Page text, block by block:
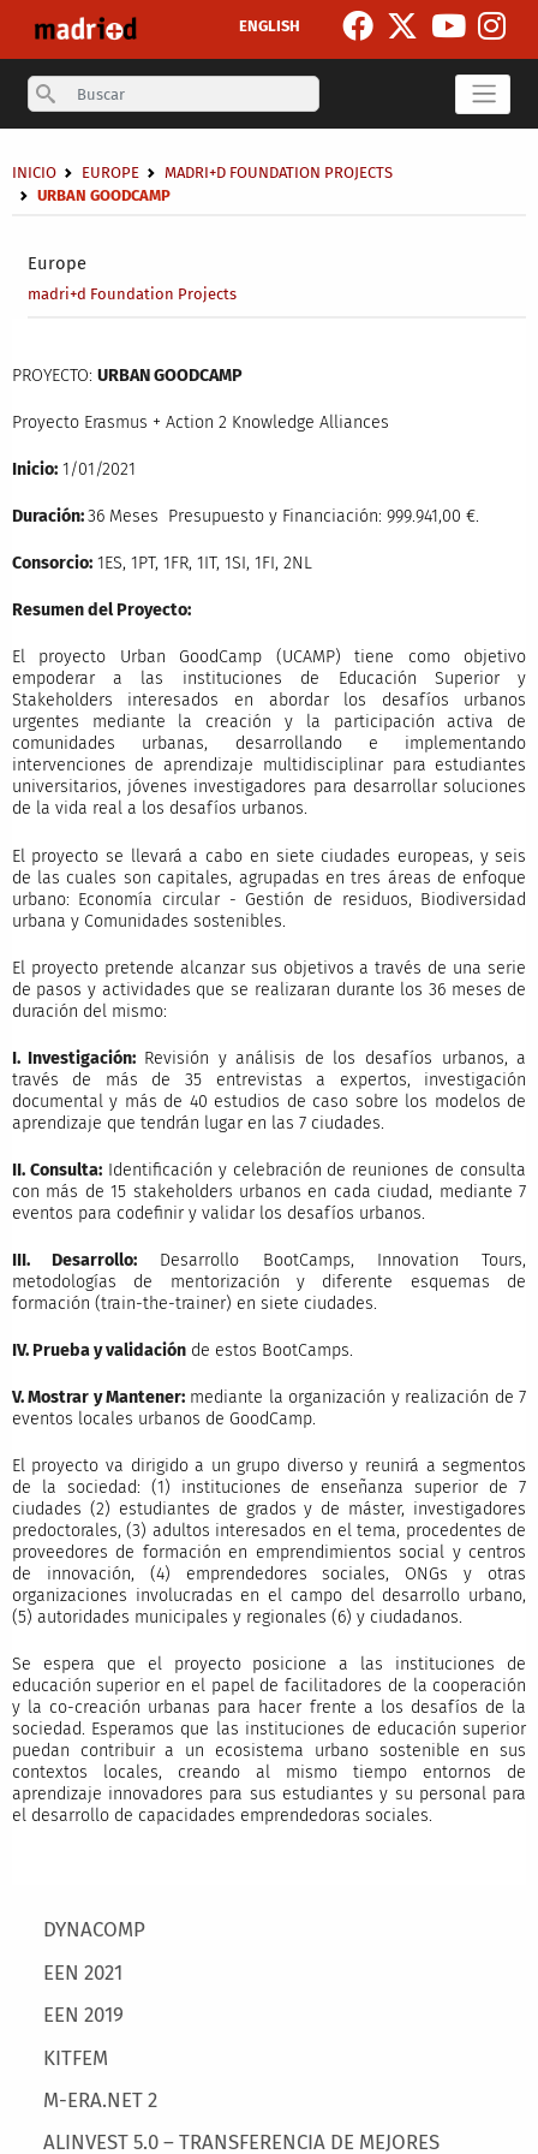
ENGLISH
Search
Europe
madri+d Foundation Projects
Breadcrumb
INICIO EUROPE
MADRI+D FOUNDATION PROJECTS
URBAN GOODCAMP
Main menu
DYNACOMP
EEN 2021
EEN 2019
KITFEM
M-ERA.NET 2
ALINVEST 5.0 – TRANSFERENCIA DE MEJORES
PROYECTO: URBAN GOODCAMP
Proyecto Erasmus + Action 2 Knowledge Alliances
Inicio:1/01/2021
Duración:36 Meses Presupuesto y Financiación: 999.941,00 €.
Consorcio:1ES, 1PT, 1FR, 1IT, 1SI, 1FI, 2NL
Resumen del Proyecto:
El proyecto Urban GoodCamp (UCAMP) tiene como objetivo
empoderar a las instituciones de Educación Superior y
Stakeholders interesados en abordar los desafíos urbanos
urgentes mediante la creación y la participación activa de
comunidades urbanas, desarrollando e implementando
intervenciones de aprendizaje multidisciplinar para estudiantes
universitarios, jóvenes investigadores para desarrollar soluciones
de la vida real a los desafíos urbanos.
El proyecto se llevará a cabo en siete ciudades europeas, y seis
de las cuales son capitales, agrupadas en tres áreas de enfoque
urbano: Economía circular - Gestión de residuos, Biodiversidad
urbana y Comunidades sostenibles.
El proyecto pretende alcanzar sus objetivos a través de una serie
de pasos y actividades que se realizaran durante los 36 meses de
duración del mismo:
I. Investigación: Revisión y análisis de los desafíos urbanos, a
través de más de 35 entrevistas a expertos, investigación
documental y más de 40 estudios de caso sobre los modelos de
aprendizaje que tendrán lugar en las 7 ciudades.
II. Consulta:Identificación y celebración de reuniones de consulta
con más de 15 stakeholders urbanos en cada ciudad, mediante 7
eventos para codefinir y validar los desafíos urbanos.
III. Desarrollo: Desarrollo BootCamps, Innovation Tours,
metodologías de mentorización y diferente esquemas de
formación (train-the-trainer) en siete ciudades.
IV. Prueba y validaciónde estos BootCamps.
V. Mostrar y Mantener: mediante la organización y realización de 7
eventos locales urbanos de GoodCamp.
El proyecto va dirigido a un grupo diverso y reunirá a segmentos
de la sociedad: (1) instituciones de enseñanza superior de 7
ciudades (2) estudiantes de grados y de máster, investigadores
predoctorales, (3) adultos interesados en el tema, procedentes de
proveedores de formación en emprendimientos social y centros
de innovación, (4) emprendedores sociales, ONGs y otras
organizaciones involucradas en el campo del desarrollo urbano,
(5) autoridades municipales y regionales (6) y ciudadanos.
Se espera que el proyecto posicione a las instituciones de
educación superior en el papel de facilitadores de la cooperación
y la co-creación urbanas para hacer frente a los desafíos de la
sociedad. Esperamos que las instituciones de educación superior
puedan contribuir a un ecosistema urbano sostenible en sus
contextos locales, creando al mismo tiempo entornos de
aprendizaje innovadores para sus estudiantes y su personal para
el desarrollo de capacidades emprendedoras sociales.